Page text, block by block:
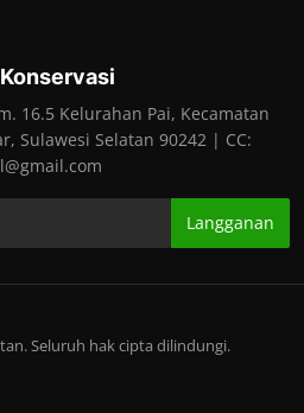
16.5 Kelurahan Pai, Kecamatan
Sulawesi Selatan 90242 | CC:
Langganan
Seluruh hak cipta dilindungi.